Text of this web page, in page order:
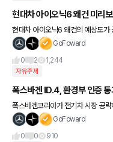
현대차 아이오닉6 왜건 미리
현대차 아이오닉6 왜건의 예상도가
이오닉6 왜건 예상도는 SRK
GoFoward
0
2 1,244
자유주제
폭스바겐 ID.4, 환경부 인증
폭스바겐코리아가 전기차 시장 공
낙점됐다. 환경부에 따르면, 이달 1일 폭스바겐 ID.4가 배출 및 소음 규제를 최종 통과했
GoFoward
0
0 910